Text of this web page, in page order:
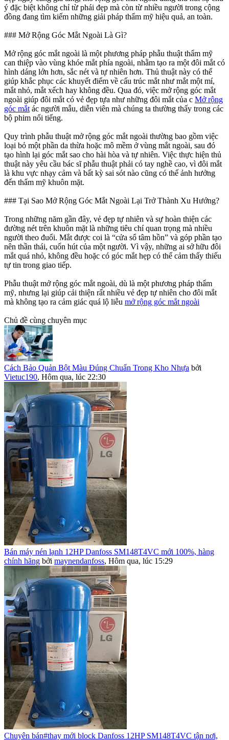
ý đặc biệt không chỉ từ phái đẹp mà còn từ nhiều người trong cộng
đồng đang tìm kiếm những giải pháp thẩm mỹ hiệu quả, an toàn.
### Mở Rộng Góc Mắt Ngoài Là Gì?
Mở rộng góc mắt ngoài là một phương pháp phẫu thuật thẩm mỹ
can thiệp vào vùng khóe mắt phía ngoài, nhằm tạo ra một đôi mắt có
hình dáng lớn hơn, sắc nét và tự nhiên hơn. Thủ thuật này có thể
giúp khắc phục các khuyết điểm về cấu trúc mắt như mắt một mí,
mắt nhỏ, mắt xếch hay không đều. Qua đó, việc mở rộng góc mắt
ngoài giúp đôi mắt có vẻ đẹp tựa như những đôi mắt của c Mở rộng
góc mắt ác người mẫu, diễn viên mà chúng ta thường thấy trong các
bộ phim nổi tiếng.
Quy trình phẫu thuật mở rộng góc mắt ngoài thường bao gồm việc
loại bỏ một phần da thừa hoặc mô mềm ở vùng mắt ngoài, sau đó
tạo hình lại góc mắt sao cho hài hòa và tự nhiên. Việc thực hiện thủ
thuật này yêu cầu bác sĩ phẫu thuật phải có tay nghề cao, vì đôi mắt
là khu vực nhạy cảm và bất kỳ sai sót nào cũng có thể ảnh hưởng
đến thẩm mỹ khuôn mặt.
### Tại Sao Mở Rộng Góc Mắt Ngoài Lại Trở Thành Xu Hướng?
Trong những năm gần đây, vẻ đẹp tự nhiên và sự hoàn thiện các
đường nét trên khuôn mặt là những tiêu chí quan trọng mà nhiều
người theo đuổi. Mắt được coi là “cửa sổ tâm hồn” và góp phần tạo
nên thần thái, cuốn hút của một người. Vì vậy, những ai sở hữu đôi
mắt quá nhỏ, không đều hoặc có góc mắt hẹp có thể cảm thấy thiếu
tự tin trong giao tiếp.
Phẫu thuật mở rộng góc mắt ngoài, dù là một phương pháp thẩm
mỹ, nhưng lại giúp cải thiện rất nhiều vẻ đẹp tự nhiên cho đôi mắt
mà không tạo ra cảm giác quá lộ liễu mở rộng góc mắt ngoài
Chủ đề cùng chuyên mục
Cách Bảo Quản Bột Màu Đúng Chuẩn Trong Kho Nhựa bởi
Vietuc190, Hôm qua, lúc 22:30
Bán máy nén lạnh 12HP Danfoss SM148T4VC mới 100%, hàng
chính hãng bởi maynendanfoss, Hôm qua, lúc 15:29
Chuyên bán#thay mới block Danfoss 12HP SM148T4VC tận nơi,